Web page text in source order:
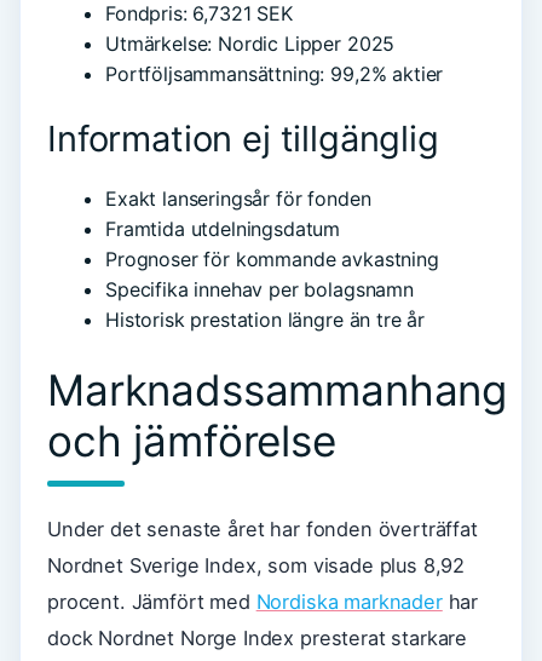
Fondpris: 6,7321 SEK
Utmärkelse: Nordic Lipper 2025
Portföljsammansättning: 99,2% aktier
Information ej tillgänglig
Exakt lanseringsår för fonden
Framtida utdelningsdatum
Prognoser för kommande avkastning
Specifika innehav per bolagsnamn
Historisk prestation längre än tre år
Marknadssammanhang
och jämförelse
Under det senaste året har fonden överträffat
Nordnet Sverige Index, som visade plus 8,92
procent. Jämfört med Nordiska marknaderhar
dock Nordnet Norge Index presterat starkare